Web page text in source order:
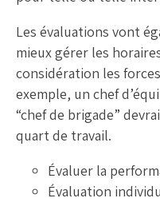
Les évaluations vont
mieux gérer les
considération les
exemple, un chef
“chef de brigade”
quart de travail.
Évaluer la
Évaluation